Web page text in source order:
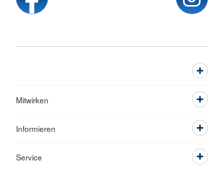
Mitwirken
Informieren
Service